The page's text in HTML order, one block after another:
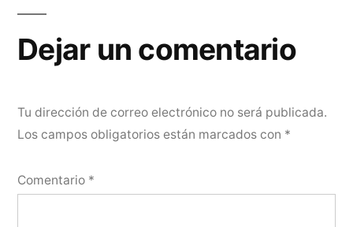
Dejar un comentario
Tu dirección de correo electrónico no será publicada.
Los campos obligatorios están marcados con *
Comentario *